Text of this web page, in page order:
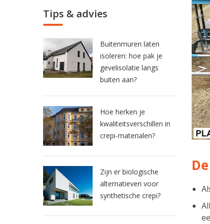
Tips & advies
Buitenmuren laten
isoleren: hoe pak je
gevelisolatie langs
buiten aan?
Hoe herken je
kwaliteitsverschillen in
crepi-materialen?
Zijn er biologische
alternatieven voor
synthetische crepi?